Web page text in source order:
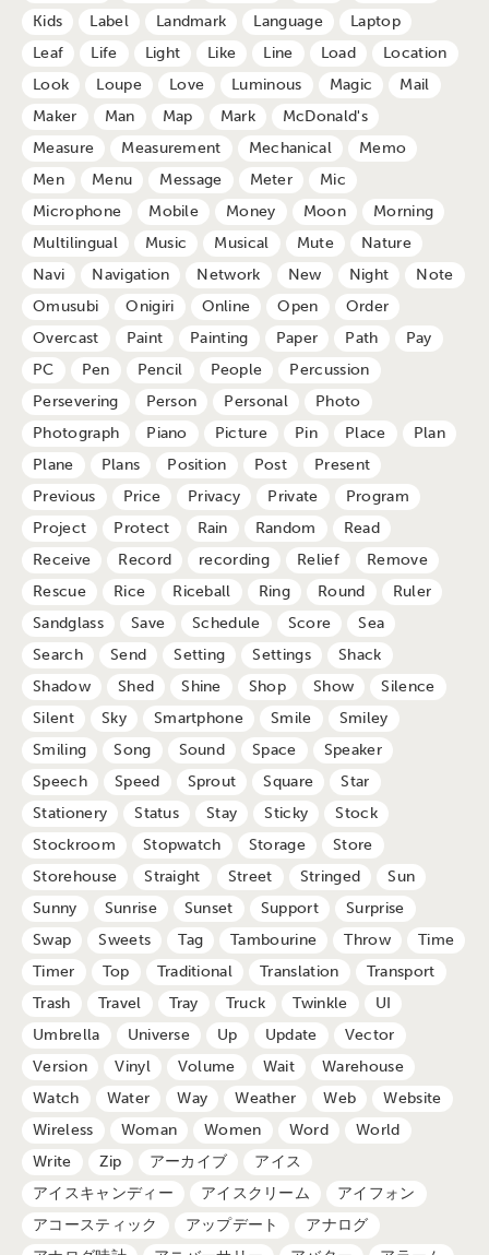
Kids
Label Landmark Language
Laptop
Leaf
Life Light Like Line Load
Location
Look
Loupe Love Luminous Magic
Mail
Maker
Man Map Mark
McDonald's
Measure
Measurement Mechanical
Memo
Men
Menu Message Meter
Mic
Microphone
Mobile Money Moon
Morning
Multilingual
Music Musical Mute
Nature
Navi
Navigation Network New Night
Note
Omusubi
Onigiri Online Open
Order
Overcast
Paint Painting Paper Path
Pay
PC
Pen Pencil People
Percussion
Persevering
Person Personal
Photo
Photograph
Piano Picture Pin Place
Plan
Plane
Plans Position Post
Present
Previous
Price Privacy Private
Program
Project
Protect Rain Random
Read
Receive
Record recording Relief
Remove
Rescue
Rice Riceball Ring Round
Ruler
Sandglass
Save Schedule Score
Sea
Search
Send Setting Settings
Shack
Shadow
Shed Shine Shop Show
Silence
Silent
Sky Smartphone Smile
Smiley
Smiling
Song Sound Space
Speaker
Speech
Speed Sprout Square
Star
Stationery
Status Stay Sticky
Stock
Stockroom
Stopwatch Storage
Store
Storehouse
Straight Street Stringed
Sun
Sunny
Sunrise Sunset Support
Surprise
Swap
Sweets Tag Tambourine Throw
Time
Timer
Top Traditional Translation
Transport
Trash
Travel Tray Truck Twinkle
UI
Umbrella
Universe Up Update
Vector
Version
Vinyl Volume Wait
Warehouse
Watch
Water Way Weather Web
Website
Wireless
Woman Women Word
World
Write
Zip アーカイブ
アイス
アイスキャンディー
アイスクリーム
アイフォン
アコースティック
アップデート
アナログ